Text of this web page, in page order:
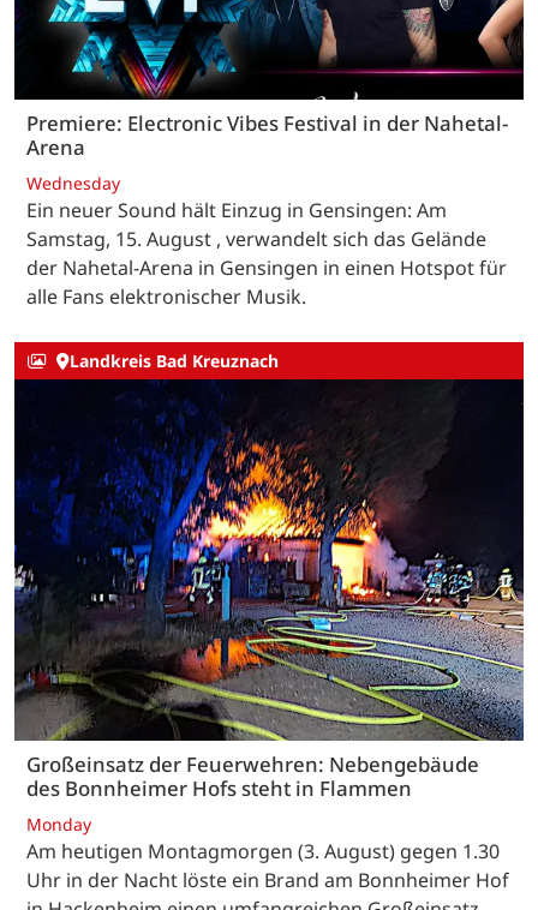
Premiere: Electronic Vibes Festival in der Nahetal-
Arena
Wednesday
Ein neuer Sound hält Einzug in Gensingen: Am
Samstag, 15. August , verwandelt sich das Gelände
der Nahetal-Arena in Gensingen in einen Hotspot für
alle Fans elektronischer Musik.
Landkreis Bad Kreuznach
Großeinsatz der Feuerwehren: Nebengebäude
des Bonnheimer Hofs steht in Flammen
Monday
Am heutigen Montagmorgen (3. August) gegen 1.30
Uhr in der Nacht löste ein Brand am Bonnheimer Hof